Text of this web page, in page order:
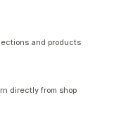
and products
directly from shop